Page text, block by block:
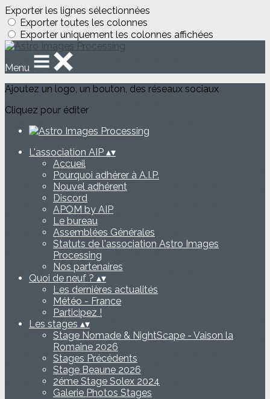
Exporter les lignes sélectionnées
Exporter toutes les colonnes
Exporter uniquement les colonnes affichées
Menu
Ajoutez un logo, un bouton, des réseaux sociaux
Cliquez pour éditer
L'association AIP ▴▾
Accueil
Pourquoi adhérer à A.I.P.
Nouvel adhérent
Discord
APOM by AIP
Le bureau
Assemblées Générales
Statuts de l'association Astro Images
Processing
Nos partenaires
Quoi de neuf ? ▴▾
Les dernières actualités
Météo - France
Participez !
Les stages ▴▾
Stage Nomade & NightScape - Vaison la
Romaine 2026
Stages Précédents
Stage Beaune 2026
2éme Stage Solex 2024
Galerie Photos Stages